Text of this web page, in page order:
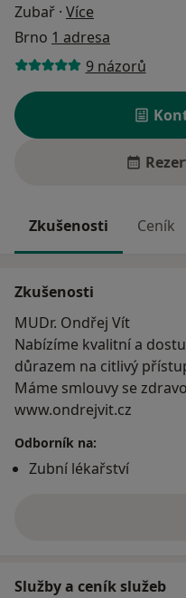
Zubař · Více
Brno 1 adresa
9 názorů
Zkušenosti Ceník
Zkušenosti
MUDr. Ondřej Vít
Nabízíme kvalitní a
důrazem na citlivý
Máme smlouvy se
www.ondrejvit.cz
Odborník na:
Zubní lékařství
Služby a ceník služeb